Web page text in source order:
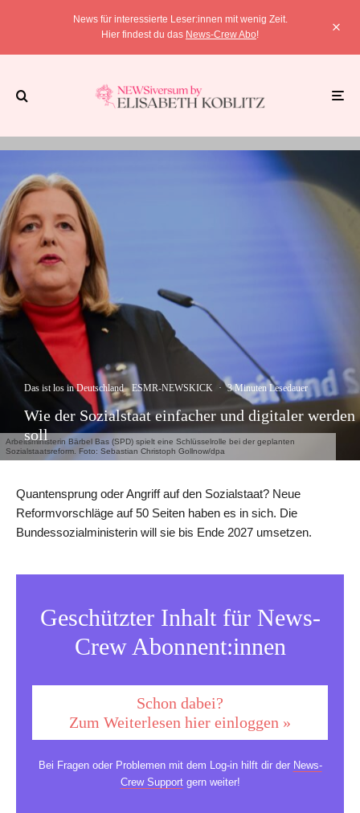
News für interessierte Leser:innen mit wenig Zeit.
Hier findest du das News-Crew Abo!
Arbeitsministerin Bärbel Bas (SPD) spielt eine Schlüsselrolle bei der geplanten
Sozialstaatsreform. Foto: Sebastian Christoph Gollnow/dpa
Das ist los in Deutschland ESMR-NEWSKICK · 3 Minuten Lesedauer
Wie der Sozialstaat einfacher und digitaler werden
soll
Quantensprung oder Angriff auf den Sozialstaat? Neue
Reformvorschläge auf 50 Seiten haben es in sich. Die
Bundessozialministerin will sie bis Ende 2027 umsetzen.
Geschützter Inhalt für News-
Crew Abonnent:innen
Schon dabei?
Zum Weiterlesen hier einloggen »
Bei Fragen oder Problemen mit dem Log-in hilft dir der News-
Crew Supportgern weiter!